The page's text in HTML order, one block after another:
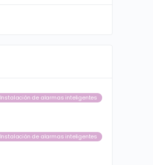
Instalación de alarmas inteligentes
Instalación de alarmas inteligentes